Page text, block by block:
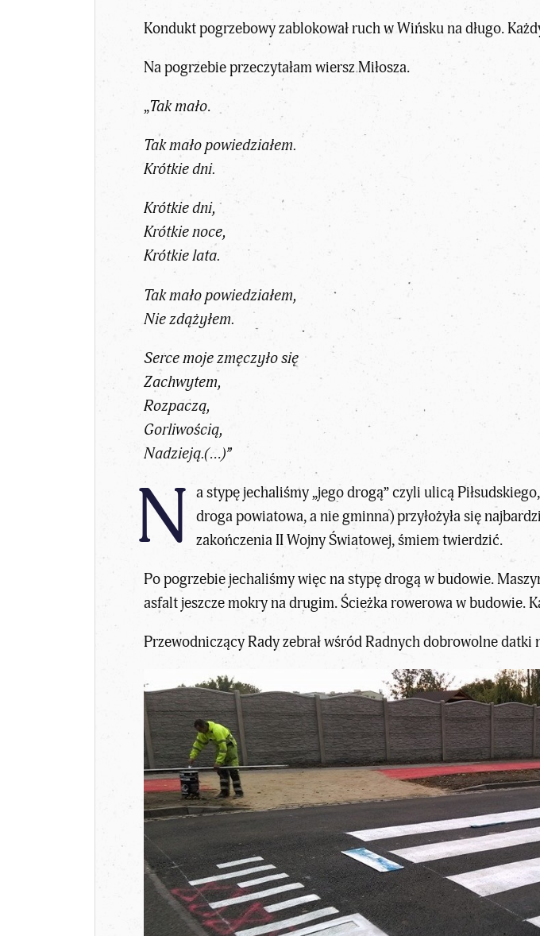
Kondukt pogrzebowy zablokował ruch w Wińsku na długo.
Na pogrzebie przeczytałam wiersz Miłosza.
„Tak mało.
Tak mało powiedziałem.
Krótkie dni.
Krótkie dni,
Krótkie noce,
Krótkie lata.
Tak mało powiedziałem,
Nie zdążyłem.
Serce moje zmęczyło się
Zachwytem,
Rozpaczą,
Gorliwością,
Nadzieją.(…)”
N a stypę jechaliśmy „jego drogą” czyli ulicą
droga powiatowa, a nie gminna) przyłożyła się
zakończenia II Wojny Światowej, śmiem twierdzić.
Po pogrzebie jechaliśmy więc na stypę drogą w budowie.
asfalt jeszcze mokry na drugim. Ścieżka rowerowa w budowie.
Przewodniczący Rady zebrał wśród Radnych dobrowolne datki